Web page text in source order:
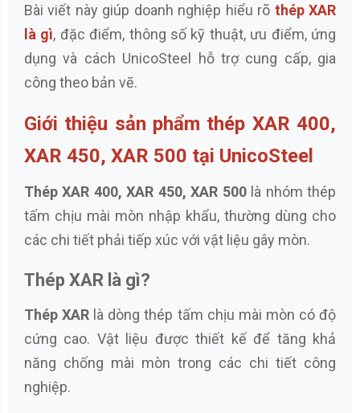
Bài viết này giúp doanh nghiệp hiểu rõ thép XAR
là gì, đặc điểm, thông số kỹ thuật, ưu điểm, ứng
dụng và cách UnicoSteel hỗ trợ cung cấp, gia
công theo bản vẽ.
Giới thiệu sản phẩm thép XAR 400,
XAR 450, XAR 500 tại UnicoSteel
Thép XAR 400, XAR 450, XAR 500là nhóm thép
tấm chịu mài mòn nhập khẩu, thường dùng cho
các chi tiết phải tiếp xúc với vật liệu gây mòn.
Thép XAR là gì?
Thép XAR là dòng thép tấm chịu mài mòn có độ
cứng cao. Vật liệu được thiết kế để tăng khả
năng chống mài mòn trong các chi tiết công
nghiệp.